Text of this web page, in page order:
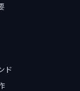
ド